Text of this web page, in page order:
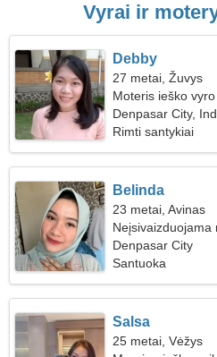
Vyrai ir
Debby
27 metai, Žuvys
Moteris ieško
Denpasar City,
Rimti santykiai
Belinda
23 metai, Avinas
Neįsivaizduojama
Denpasar City
Santuoka
Salsa
25 metai, Vėžys